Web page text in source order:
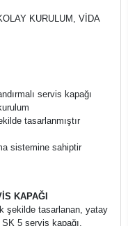
KURULUM, VİDA
servis kapağı
tasarlanmıştır
sistemine sahiptir
KAPAĞI
şekilde tasarlanan, yatay
5 servis kapağı,